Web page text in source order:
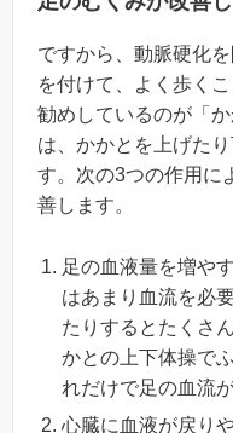
ですから、動脈硬化
を付けて、よく歩く
勧めしているのが「
は、かかとを上げた
す。次の3つの作用に
善します。
足の血液量を増や
はあまり血流を必
たりするとたくさ
かとの上下体操で
れだけで足の血流
心臓に血液が戻り